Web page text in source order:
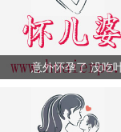
意外怀孕了 没吃